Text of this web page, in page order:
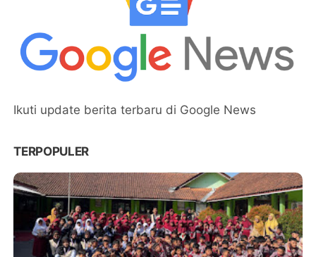
Ikuti update berita terbaru di Google News
TERPOPULER